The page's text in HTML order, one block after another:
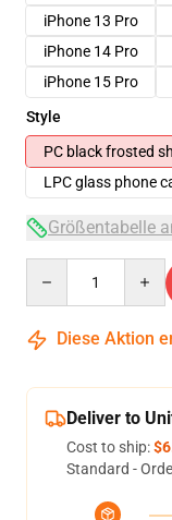
iPhone 13 Pro
iPhone 14 Pro
iPhone 15 Pro
Style
PC black frosted
LPC glass phone
Größentabelle
Diese Aktion
Deliver to
Cost to ship:
Standard -